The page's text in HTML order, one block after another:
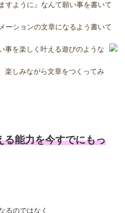
すように』なんて願い事を書いて
ーションの文章になるよう書いて
事を楽しく叶える遊びのような
楽しみながら文章をつくってみ
る能力を今すでにもっ
るのではなく